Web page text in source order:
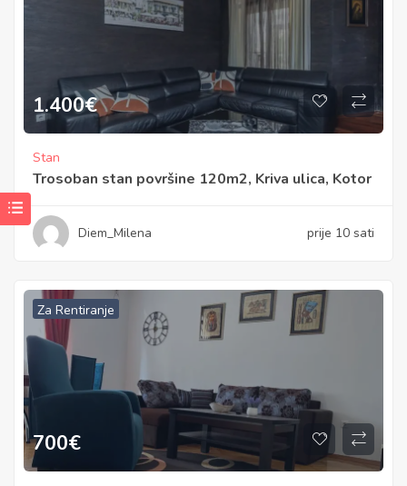
1.400€
Stan
Trosoban stan površine 120m2, Kriva ulica, Kotor
Diem_Milena prije 10 sati
Za Rentiranje
700€